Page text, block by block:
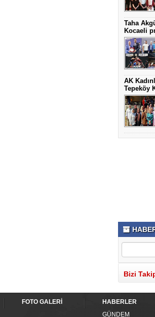
Taha
Kocaeli
AK
Tepeköy
Bizi
FOTO GALERİ
HABERLER
GÜNDEM